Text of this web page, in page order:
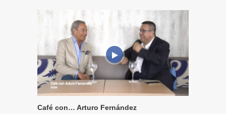
Café con… Arturo Fernández